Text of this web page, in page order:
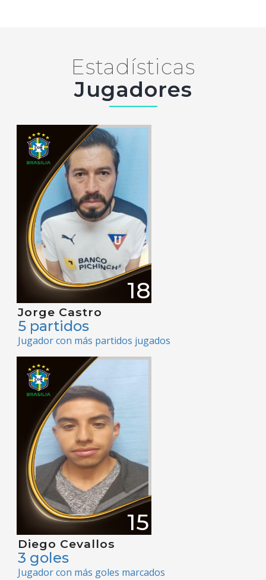
Estadísticas
Jugadores
18
Jorge Castro
5 partidos
Jugador con más partidos jugados
15
Diego Cevallos
3 goles
Jugador con más goles marcados